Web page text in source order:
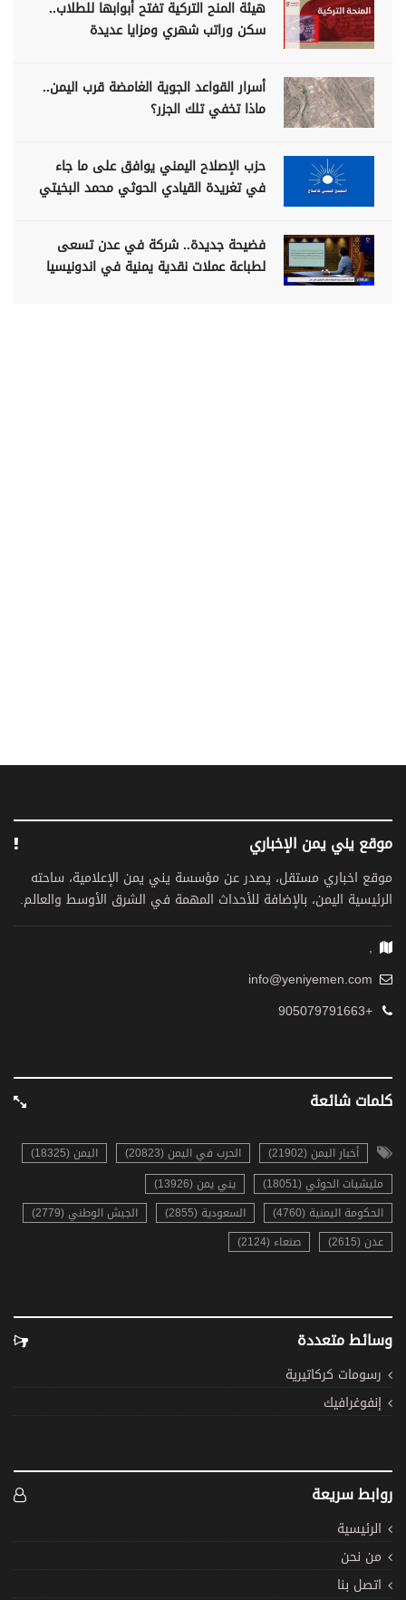
هيئة المنح التركية تفتح أبوابها للطلاب..
سكن وراتب شهري ومزايا عديدة
أسرار القواعد الجوية الغامضة قرب اليمن..
ماذا تخفي تلك الجزر؟
حزب الإصلاح اليمني يوافق على ما جاء
في تغريدة القيادي الحوثي محمد البخيتي
فضيحة جديدة.. شركة في عدن تسعى
لطباعة عملات نقدية يمنية في اندونيسيا
موقع يني يمن الإخباري
موقع اخباري مستقل، يصدر عن مؤسسة يني يمن الإعلامية، ساحته
الرئيسية اليمن، بالإضافة للأحداث المهمة في الشرق الأوسط والعالم.
,
info@yeniyemen.com
+905079791663
كلمات شائعة
أخبار اليمن (21902) الحرب في اليمن (20823)
اليمن (18325)
مليشيات الحوثي (18051)
يني يمن (13926)
الحكومة اليمنية (4760)
السعودية (2855)
الجيش الوطني (2779)
عدن (2615)
صنعاء (2124)
وسائط متعددة
رسومات كركاتيرية
إنفوغرافيك
روابط سريعة
الرئيسية
من نحن
اتصل بنا